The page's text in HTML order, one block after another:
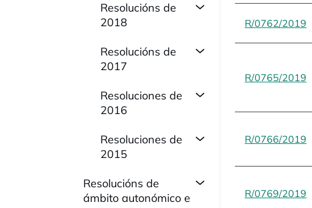
Resolucións de
2018
Resolucións de
2017
Resoluciones de
2016
Resoluciones de
2015
Resolucións de
ámbito autonómico e
R/0762/2019
R/0765/2019
R/0766/2019
R/0769/2019